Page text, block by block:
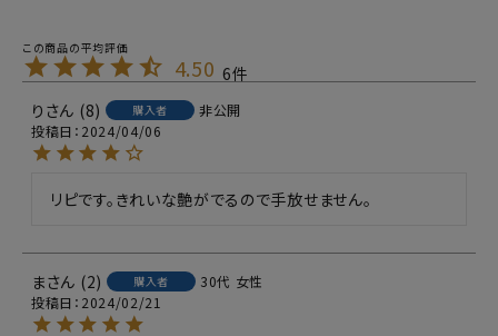
4.50 6
り
8 購入者
非公開
投稿日
2024/04/06
リピです。きれいな艶がでるので手放せません。
ま 2 購入者 30代 女性
投稿日
2024/02/21